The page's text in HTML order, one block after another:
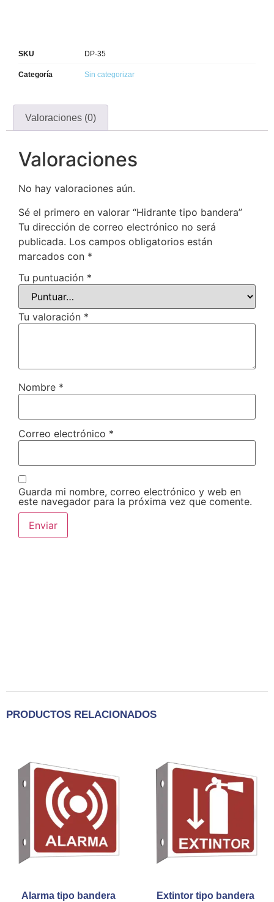
SKU DP-35
Categoría Sin categorizar
Valoraciones (0)
Valoraciones
No hay valoraciones aún.
Sé el primero en valorar “Hidrante tipo bandera”
Tu dirección de correo electrónico no será
publicada. Los campos obligatorios están
marcados con *
Tu puntuación *
Tu valoración *
Nombre *
Correo electrónico *
Guarda mi nombre, correo electrónico y web en
este navegador para la próxima vez que comente.
PRODUCTOS RELACIONADOS
Alarma tipo bandera Extintor tipo bandera